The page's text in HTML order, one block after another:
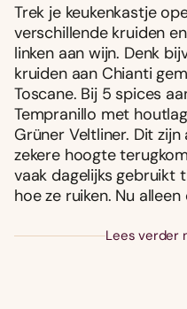
Trek je keukenkastje
verschillende kruiden
linken aan wijn. Denk
kruiden aan Chianti
Toscane. Bij 5 spices
Tempranillo met
Grüner Veltliner. Dit
zekere hoogte
vaak dagelijks gebruikt
hoe ze ruiken. Nu
Lees verder